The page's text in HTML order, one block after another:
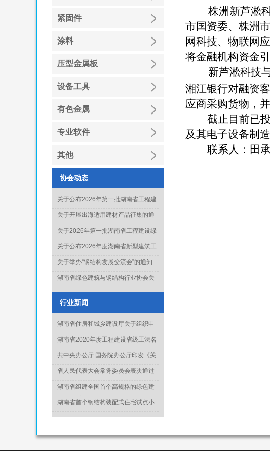
紧固件
涂料
压型金属板
设备工具
有色金属
专业软件
其他
协会动态
关于公布2026年第一批湖南省工程建
设绿色建造行业工法名单的通知
关于开展出海适用建材产品征集的通
知
关于2026年第一批湖南省工程建设绿
色建造行业工法通过名单的公示
关于公布2026年度湖南省新型建筑工
业化项目、技术和产品推广目录库人
关于举办“钢结构发展交流会”的通知
湖南省绿色建筑与钢结构行业协会关
准》起草单位的通知
行业新闻
湖南省住房和城乡建设厅关于组织申
报2022年度科学技术计划项目的通知
湖南省2020年度工程建设省级工法名
单正式出炉
共中央办公厅 国务院办公厅印发《关
于推动城乡建设绿色发展的意见》
省人民代表大会常务委员会表决通过
《湖南省绿色建筑发展条例》
湖南省组建全国首个高规格的绿色建
造专家委员会
湖南省首个钢结构装配式住宅试点小
株洲新芦淞
市国资委、株洲
网科技、物联网
将金融机构资金
新芦淞科技
湘江银行对融资
应商采购货物，
截止目前已
及其电子设备制
联系人：田